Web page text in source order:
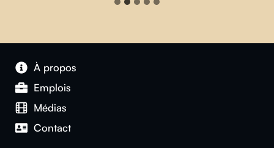
À propos
Emplois
Médias
Contact